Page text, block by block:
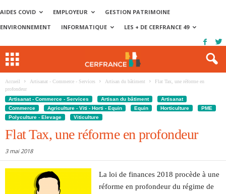
AIDES COVID EMPLOYEUR
GESTION PATRIMOINE
ENVIRONNEMENT
INFORMATIQUE LES + DE CERFRANCE 49
Accueil Artisanat - Commerce - Services Artisan du bâtiment
Flat Tax, une réforme en
profondeur
Artisanat - Commerce - Services
Artisan du bâtiment
Artisanat
Commerce
Agriculture - Viti - Horti - Equin Equin Horticulture
PME
Polyculture - Elevage
Viticulture
Flat Tax, une réforme en profondeur
3 mai 2018
La loi de finances 2018 procède à une
réforme en profondeur du régime de